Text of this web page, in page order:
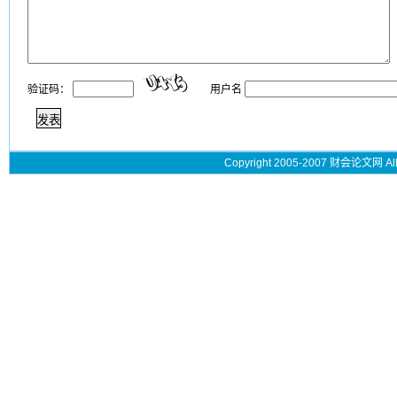
验证码： 用户名
Copyright 2005-2007 财会论文网